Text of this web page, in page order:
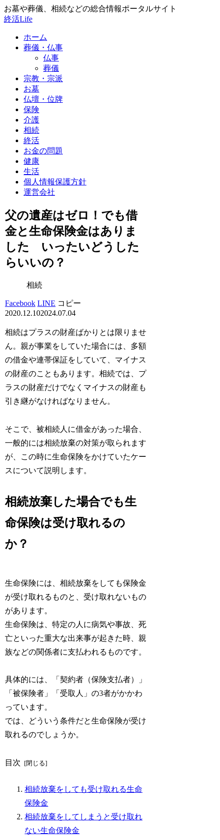
お墓や葬儀、相続などの総合情報ポータルサイト
終活Life
ホーム
葬儀・仏事
仏事
葬儀
宗教・宗派
お墓
仏壇・位牌
保険
介護
相続
終活
お金の問題
健康
生活
個人情報保護方針
運営会社
父の遺産はゼロ！でも借
金と生命保険金はありま
した いったいどうした
らいいの？
相続
Facebook LINE コピー
2020.12.102024.07.04
相続はプラスの財産ばかりとは限りませ
ん。親が事業をしていた場合には、多額
の借金や連帯保証をしていて、マイナス
の財産のこともあります。相続では、プ
ラスの財産だけでなくマイナスの財産も
引き継がなければなりません。
そこで、被相続人に借金があった場合、
一般的には相続放棄の対策が取られます
が、この時に生命保険をかけていたケー
スについて説明します。
相続放棄した場合でも生
命保険は受け取れるの
か？
生命保険には、相続放棄をしても保険金
が受け取れるものと、受け取れないもの
があります。
生命保険は、特定の人に病気や事故、死
亡といった重大な出来事が起きた時、親
族などの関係者に支払われるものです。
具体的には、「契約者（保険支払者）」
「被保険者」「受取人」の3者がかかわ
っています。
では、どういう条件だと生命保険が受け
取れるのでしょうか。
目次
相続放棄をしても受け取れる生命
保険金
相続放棄をしてしまうと受け取れ
ない生命保険金